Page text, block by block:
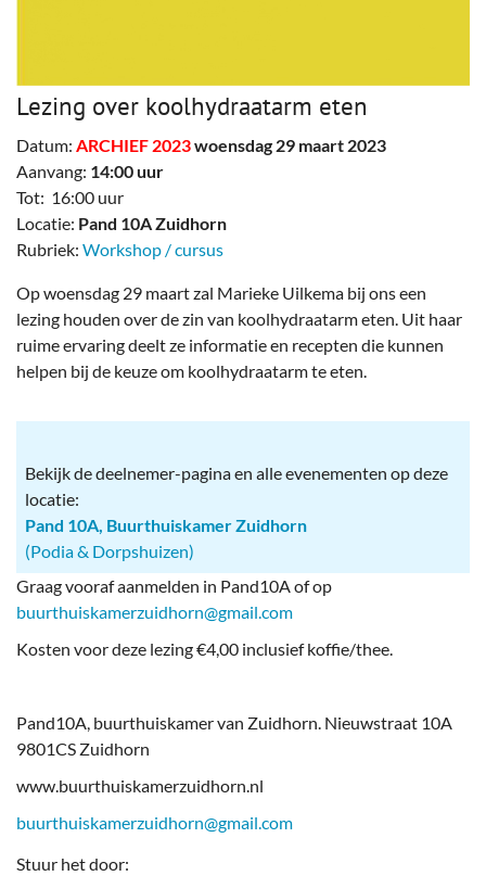
Lezing over koolhydraatarm eten
Datum: ARCHIEF 2023woensdag 29 maart 2023
Aanvang: 14:00 uur
Tot: 16:00 uur
Locatie: Pand 10A Zuidhorn
Rubriek: Workshop / cursus
Op woensdag 29 maart zal Marieke Uilkema bij ons een
lezing houden over de zin van koolhydraatarm eten. Uit haar
ruime ervaring deelt ze informatie en recepten die kunnen
helpen bij de keuze om koolhydraatarm te eten.
Bekijk de deelnemer-pagina en alle evenementen op deze
locatie:
Pand 10A, Buurthuiskamer Zuidhorn
(Podia & Dorpshuizen)
Graag vooraf aanmelden in Pand10A of op
buurthuiskamerzuidhorn@gmail.com
Kosten voor deze lezing €4,00 inclusief koffie/thee.
Pand10A, buurthuiskamer van Zuidhorn. Nieuwstraat 10A
9801CS Zuidhorn
www.buurthuiskamerzuidhorn.nl
buurthuiskamerzuidhorn@gmail.com
Stuur het door: